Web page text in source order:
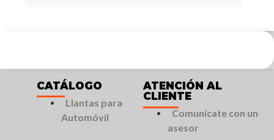
CATÁLOGO
Llantas para
Automóvil
ATENCIÓN AL
CLIENTE
Comunícate con un
asesor